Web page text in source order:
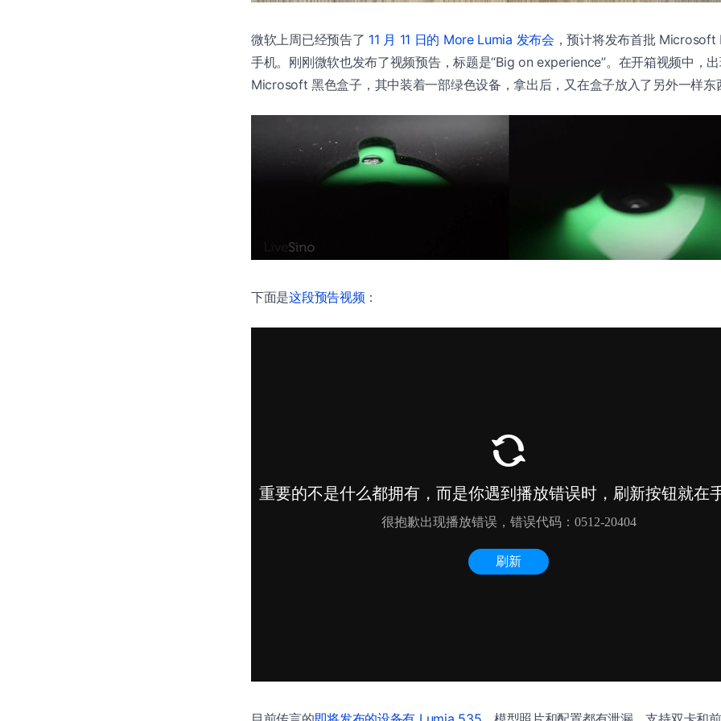
微软上周已经预告了 11 月 11 日的 More Lumia 发布会 ，预计将发布首批
手机。刚刚微软也发布了视频预告，标题是“Big on experience”。在开箱视频中，
Microsoft 黑色盒子，其中装着一部绿色设备，拿出后，又在盒子放入了另外一样东
下面是这段预告视频 ：